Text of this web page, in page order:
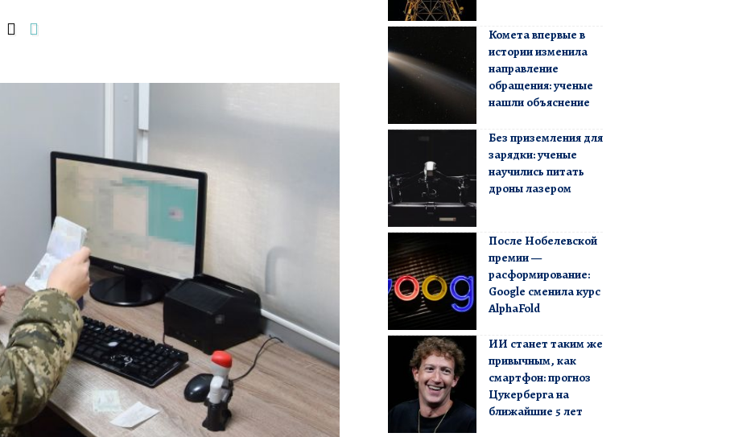
Комета впервые в
истории изменила
направление
обращения: ученые
нашли объяснение
Без приземления для
зарядки: ученые
научились питать
дроны лазером
После Нобелевской
премии —
расформирование:
Google сменила курс
AlphaFold
ИИ станет таким же
привычным, как
смартфон: прогноз
Цукерберга на
ближайшие 5 лет